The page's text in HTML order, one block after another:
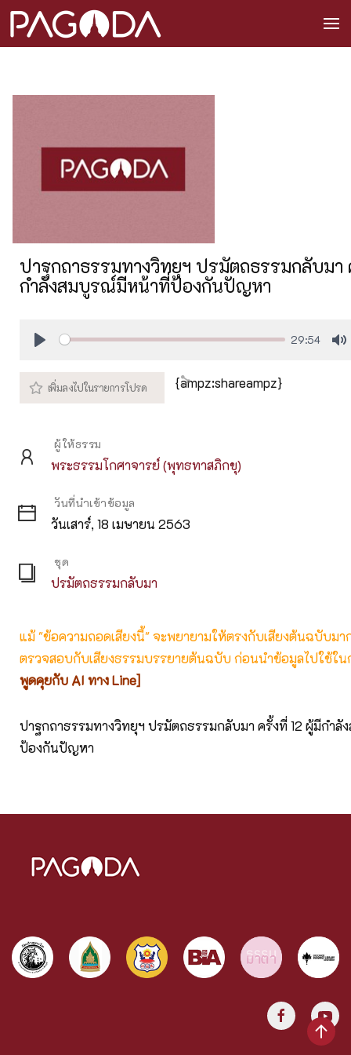
ปาฐกถาธรรมทางวิทยุฯ ปรมัตถธรรมกลับมา
กำลังสมบูรณ์มีหน้าที่ป้องกันปัญหา
29:54
{ampz:shareampz}
ผู้ให้ธรรม
พระธรรมโกศาจารย์ (พุทธทาสภิกขุ)
วันที่นำเข้าข้อมูล
วันเสาร์, 18 เมษายน 2563
ชุด
ปรมัตถธรรมกลับมา
แม้ "ข้อความถอดเสียงนี้" จะพยายามให้ตรงกับเสียงต้นฉบับม
ตรวจสอบกับเสียงธรรมบรรยายต้นฉบับ ก่อนนำข้อมูลไปใช้ใน
พูดคุยกับ AI ทาง Line]
ปาฐกถาธรรมทางวิทยุฯ ปรมัตถธรรมกลับมา ครั้งที่ 12 ผู้มีกำ
ป้องกันปัญหา